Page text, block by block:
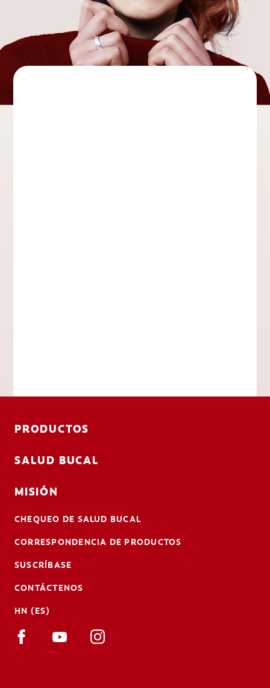
PRODUCTOS
SALUD BUCAL
MISIÓN
CHEQUEO DE SALUD BUCAL
CORRESPONDENCIA DE PRODUCTOS
SUSCRÍBASE
CONTÁCTENOS
HN (ES)